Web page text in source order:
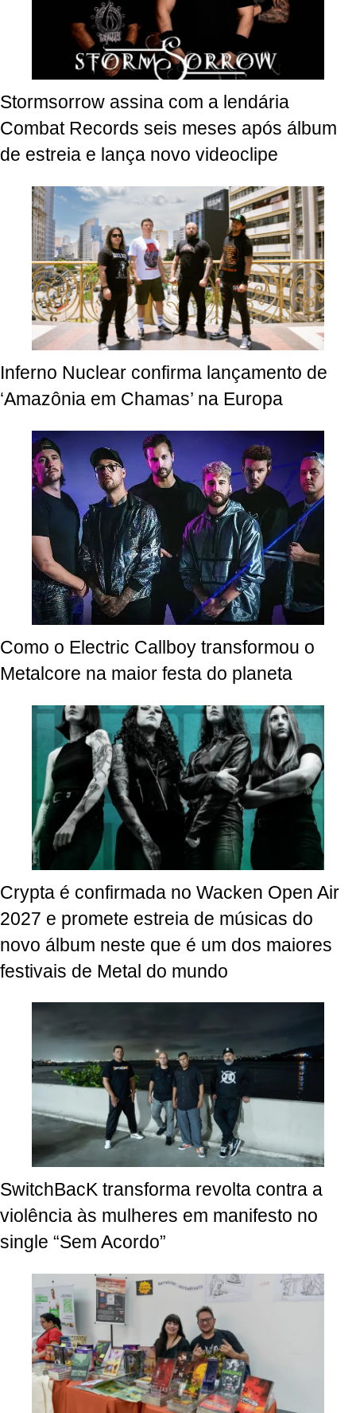
Stormsorrow assina com a lendária
Combat Records seis meses após álbum
de estreia e lança novo videoclipe
Inferno Nuclear confirma lançamento de
‘Amazônia em Chamas’ na Europa
Como o Electric Callboy transformou o
Metalcore na maior festa do planeta
Crypta é confirmada no Wacken Open Air
2027 e promete estreia de músicas do
novo álbum neste que é um dos maiores
festivais de Metal do mundo
SwitchBacK transforma revolta contra a
violência às mulheres em manifesto no
single “Sem Acordo”